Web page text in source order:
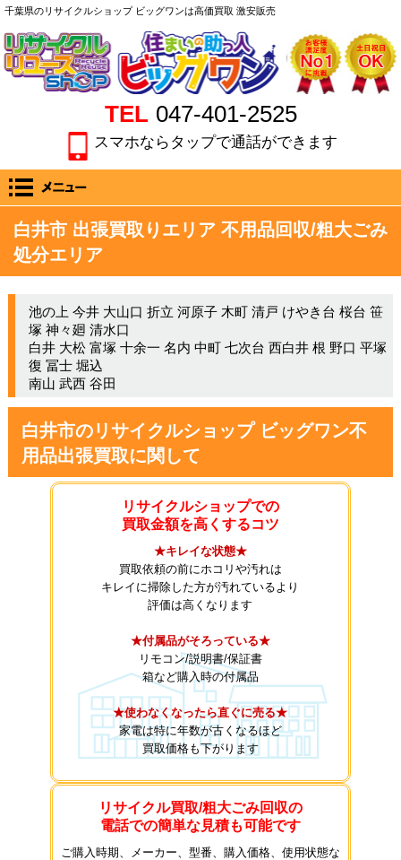
千葉県のリサイクルショップ ビッグワンは高価買取 激安販売
TEL 047-401-2525
スマホならタップで通話ができます
白井市 出張買取りエリア 不用品回収/粗大ごみ
処分エリア
池の上 今井 大山口 折立 河原子 木町 清戸 けやき台 桜台 笹
塚 神々廻 清水口
白井 大松 富塚 十余一 名内 中町 七次台 西白井 根 野口 平塚
復 冨士 堀込
南山 武西 谷田
白井市のリサイクルショップ ビッグワン不
用品出張買取に関して
リサイクルショップでの
買取金額を高くするコツ
★キレイな状態★
買取依頼の前にホコリや汚れは
キレイに掃除した方が汚れているより
評価は高くなります
★付属品がそろっている★
リモコン/説明書/保証書
箱など購入時の付属品
★使わなくなったら直ぐに売る★
家電は特に年数が古くなるほど
買取価格も下がります
リサイクル買取/粗大ごみ回収の
電話での簡単な見積も可能です
ご購入時期、メーカー、型番、購入価格、使用状態な